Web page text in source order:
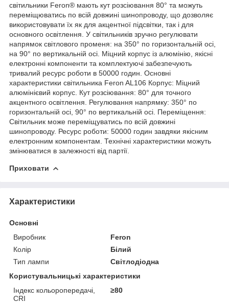
світильники Feron® мають кут розсіювання 80° та можуть
переміщюватись по всій довжині шинопроводу, що дозволяє
використовувати їх як для акцентної підсвітки, так і для
основного освітлення. У світильників зручно регулювати
напрямок світлового променя: на 350° по горизонтальній осі,
на 90° по вертикальній осі. Міцний корпус із алюмінію, якісні
електронні компоненти та комплектуючі забезпечують
тривалий ресурс роботи в 50000 годин. Основні
характеристики світильника Feron AL106 Корпус: Міцний
алюмінієвий корпус. Кут розсіювання: 80° для точного
акцентного освітлення. Регулювання напрямку: 350° по
горизонтальній осі, 90° по вертикальній осі. Переміщення:
Світильник може переміщуватись по всій довжині
шинопроводу. Ресурс роботи: 50000 годин завдяки якісним
електронним компонентам. Технічні характеристики можуть
змінюватися в залежності від партії.
Приховати
Характеристики
Основні
Виробник
Feron
Колір
Білий
Тип лампи
Світлодіодна
Користувальницькі характеристики
Індекс кольоропередачі,
CRI
≥80